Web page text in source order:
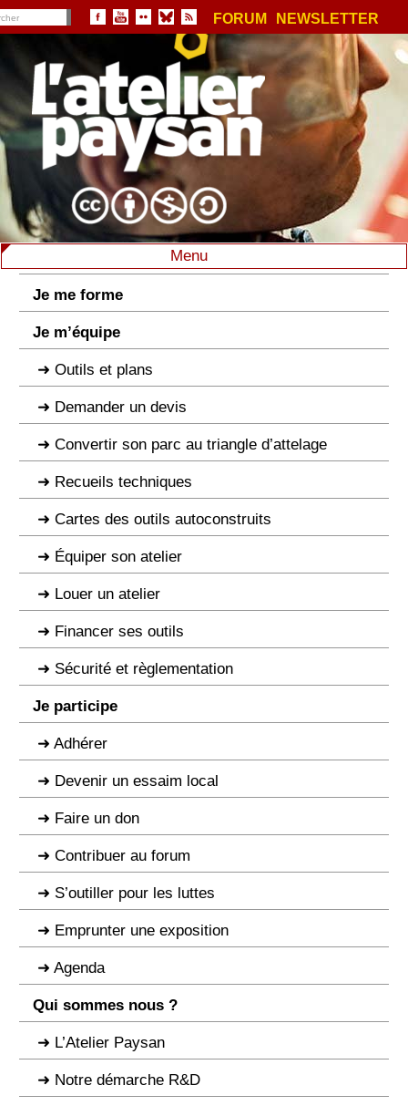
FORUM NEWSLETTER
Menu
Je me forme
Je m’équipe
Outils et plans
Demander un devis
Convertir son parc au triangle d’attelage
Recueils techniques
Cartes des outils autoconstruits
Équiper son atelier
Louer un atelier
Financer ses outils
Sécurité et règlementation
Je participe
Adhérer
Devenir un essaim local
Faire un don
Contribuer au forum
S’outiller pour les luttes
Emprunter une exposition
Agenda
Qui sommes nous ?
L’Atelier Paysan
Notre démarche R&D